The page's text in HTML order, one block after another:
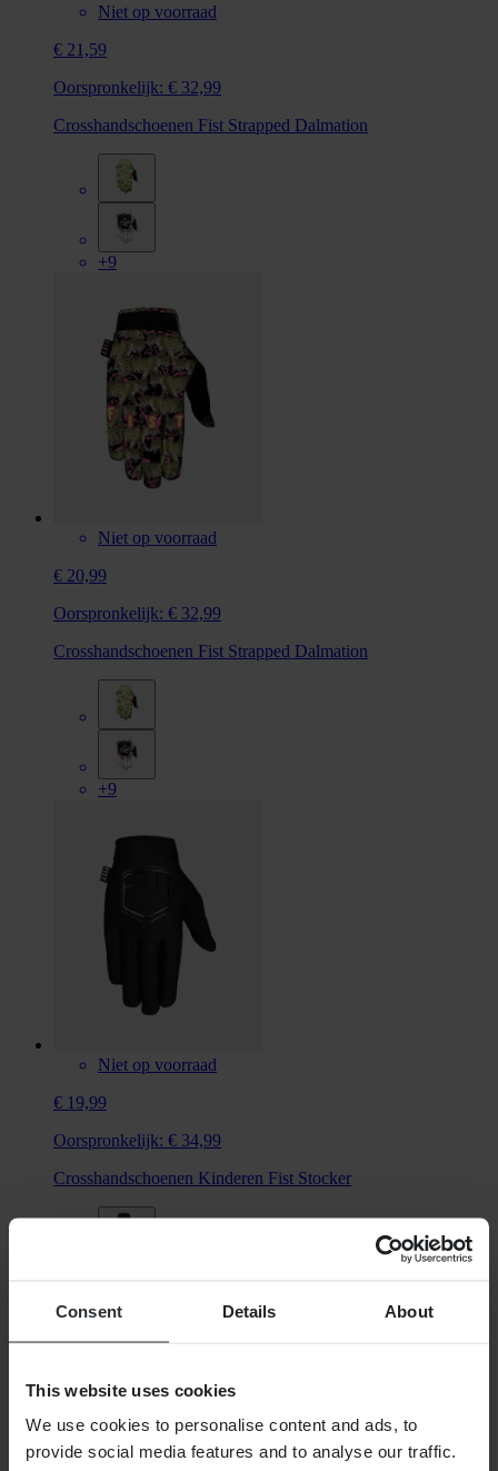
Consent Details About
This website uses cookies
We use cookies to personalise content and ads, to
provide social media features and to analyse our traffic.
Niet op voorraad
€ 21,59
Oorspronkelijk: € 32,99
Crosshandschoenen Fist Strapped Dalmation
+9
Niet op voorraad
€ 20,99
Oorspronkelijk: € 32,99
Crosshandschoenen Fist Strapped Dalmation
+9
Niet op voorraad
€ 19,99
Oorspronkelijk: € 34,99
Crosshandschoenen Kinderen Fist Stocker
+3